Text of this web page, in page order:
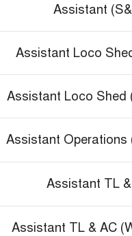
Assistant
Assistant Loco
Assistant Loco Shed
Assistant Operations
Assistant TL
Assistant TL & AC